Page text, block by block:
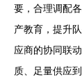
要，合理调配
产教育，提升
应商的协同联
质、足量供应